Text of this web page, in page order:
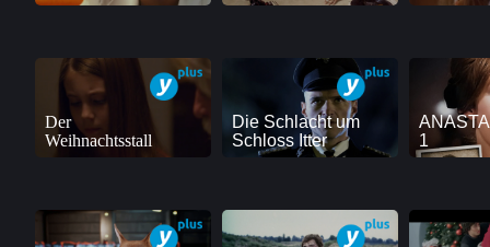
Der
Weihnachtsstall
Die Schlacht um
Schloss Itter
1